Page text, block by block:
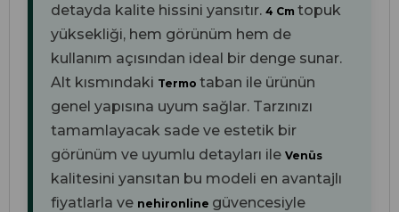
detayda kalite hissini yansıtır. 4 Cm topuk
yüksekliği, hem görünüm hem de
kullanım açısından ideal bir denge sunar.
Alt kısmındaki Termo taban ile ürünün
genel yapısına uyum sağlar. Tarzınızı
tamamlayacak sade ve estetik bir
görünüm ve uyumlu detayları ile Venüs
kalitesini yansıtan bu modeli en avantajlı
fiyatlarla ve nehironline güvencesiyle